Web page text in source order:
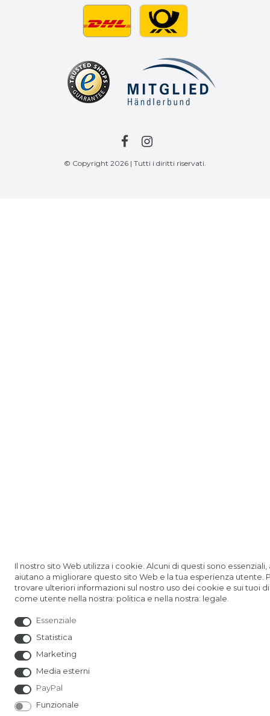
© Copyright 2026 | Tutti i diritti riservati.
Il nostro sito Web utilizza i cookie. Alcuni di questi sono essenziali,
aiutano a migliorare questo sito Web e la tua esperienza utente.
trovare ulteriori informazioni sul nostro uso dei cookie e sui tuoi
come utente nella nostra: politica e nella nostra: legale.
Essenziale
Statistica
Marketing
Media esterni
PayPal
Funzionale